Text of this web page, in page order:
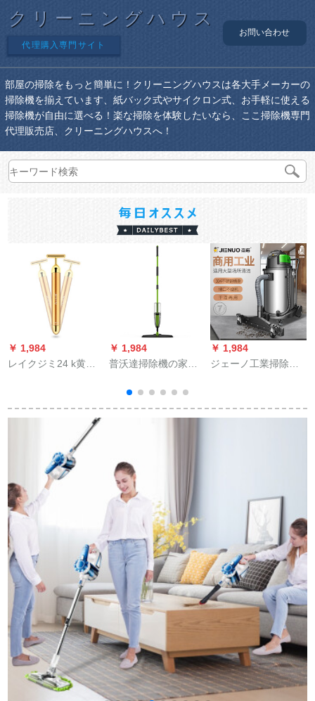
クリーニングハウス
代理購入専門サイト
お問い合わせ
部屋の掃除をもっと簡単に！クリーニングハウスは各大手メーカーの
掃除機を揃えています、紙バック式やサイクロン式、お手軽に使える
掃除機が自由に選べる！楽な掃除を体験したいなら、ここ掃除機専門
代理販売店、クリーニングハウスへ！
￥ 1,984
レイクジミ24 k黄金
￥ 1,984
普沃達掃除機の家庭
出す。
￥ 1,984
ジェーノ工業掃除機
模ドラム式掃除機筒